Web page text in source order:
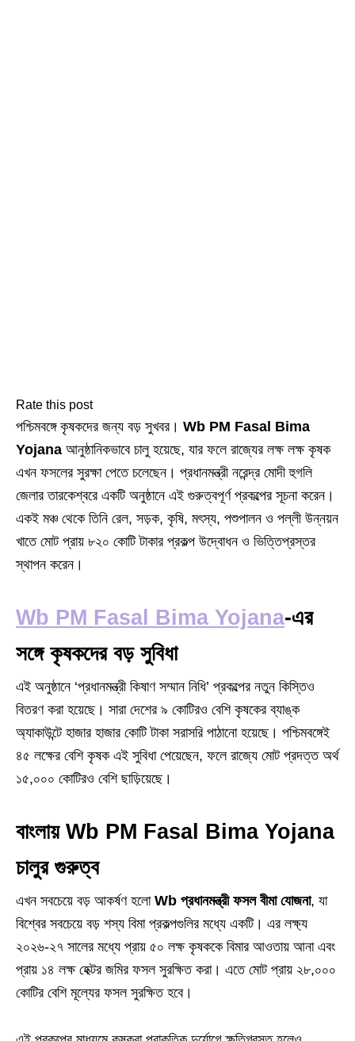
Rate this post
পশ্চিমবঙ্গে কৃষকদের জন্য বড় সুখবর। Wb PM Fasal Bima
Yojana আনুষ্ঠানিকভাবে চালু হয়েছে, যার ফলে রাজ্যের লক্ষ লক্ষ কৃষক
এখন ফসলের সুরক্ষা পেতে চলেছেন। প্রধানমন্ত্রী নরেন্দ্র মোদী হুগলি
জেলার তারকেশ্বরে একটি অনুষ্ঠানে এই গুরুত্বপূর্ণ প্রকল্পের সূচনা করেন।
একই মঞ্চ থেকে তিনি রেল, সড়ক, কৃষি, মৎস্য, পশুপালন ও পল্লী উন্নয়ন
খাতে মোট প্রায় ৮২০ কোটি টাকার প্রকল্প উদ্বোধন ও ভিত্তিপ্রস্তর
স্থাপন করেন।
Wb PM Fasal Bima Yojana-এর
সঙ্গে কৃষকদের বড় সুবিধা
এই অনুষ্ঠানে ‘প্রধানমন্ত্রী কিষাণ সম্মান নিধি’ প্রকল্পের নতুন কিস্তিও
বিতরণ করা হয়েছে। সারা দেশের ৯ কোটিরও বেশি কৃষকের ব্যাঙ্ক
অ্যাকাউন্টে হাজার হাজার কোটি টাকা সরাসরি পাঠানো হয়েছে। পশ্চিমবঙ্গেই
৪৫ লক্ষের বেশি কৃষক এই সুবিধা পেয়েছেন, ফলে রাজ্যে মোট প্রদত্ত অর্থ
১৫,০০০ কোটিরও বেশি ছাড়িয়েছে।
বাংলায় Wb PM Fasal Bima Yojana
চালুর গুরুত্ব
এখন সবচেয়ে বড় আকর্ষণ হলো Wb প্রধানমন্ত্রী ফসল বীমা যোজনা, যা
বিশ্বের সবচেয়ে বড় শস্য বিমা প্রকল্পগুলির মধ্যে একটি। এর লক্ষ্য
২০২৬-২৭ সালের মধ্যে প্রায় ৫০ লক্ষ কৃষককে বিমার আওতায় আনা এবং
প্রায় ১৪ লক্ষ হেক্টর জমির ফসল সুরক্ষিত করা। এতে মোট প্রায় ২৮,০০০
কোটির বেশি মূল্যের ফসল সুরক্ষিত হবে।